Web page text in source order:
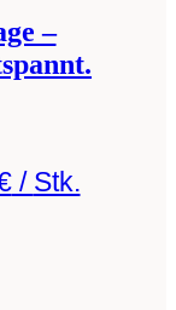
–
/ Stk.